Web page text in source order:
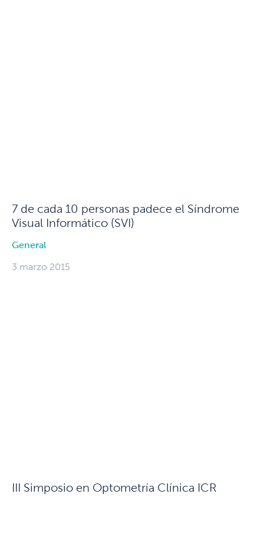
7 de cada 10 personas padece el Síndrome
Visual Informático (SVI)
General
3 marzo 2015
III Simposio en Optometría Clínica ICR